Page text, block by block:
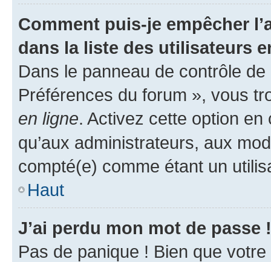
Comment puis-je empêcher
dans la liste des utilisateurs
Dans le panneau de contrôle
Préférences du forum », vous
en ligne. Activez cette option
qu’aux administrateurs, aux
compté(e) comme étant un
Haut
J’ai perdu mon mot de passe !
Pas de panique ! Bien que